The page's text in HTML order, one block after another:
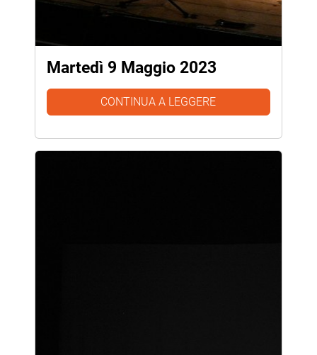
Martedì 9 Maggio 2023
CONTINUA A LEGGERE